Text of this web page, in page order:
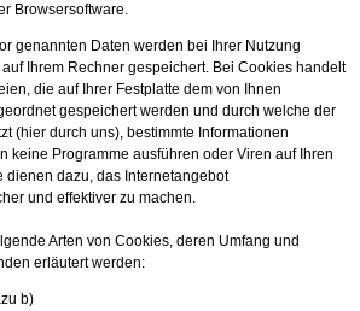
Browsersoftware.
genannten Daten werden bei Ihrer Nutzung
Ihrem Rechner gespeichert. Bei Cookies handelt
die auf Ihrer Festplatte dem von Ihnen
gespeichert werden und durch welche der
(hier durch uns), bestimmte Informationen
keine Programme ausführen oder Viren auf Ihren
dienen dazu, das Internetangebot
und effektiver zu machen.
Arten von Cookies, deren Umfang und
erläutert werden:
b)